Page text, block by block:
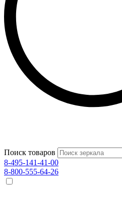
Поиск товаров
8-495-141-41-00
8-800-555-64-26